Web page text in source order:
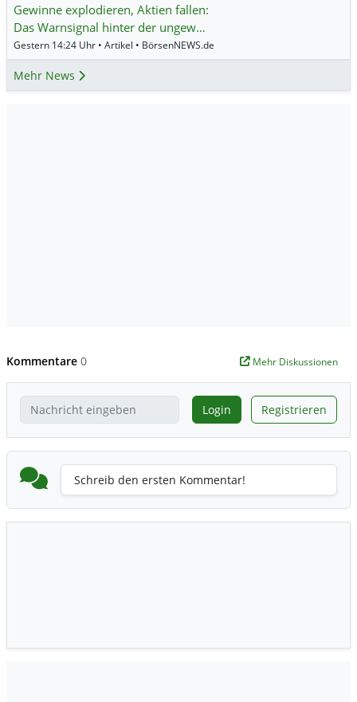
Gewinne explodieren, Aktien fallen:
Das Warnsignal hinter der ungew…
Gestern 14:24 Uhr • Artikel • BörsenNEWS.de
Mehr News
Kommentare 0 Mehr Diskussionen
Login Registrieren
Schreib den ersten Kommentar!